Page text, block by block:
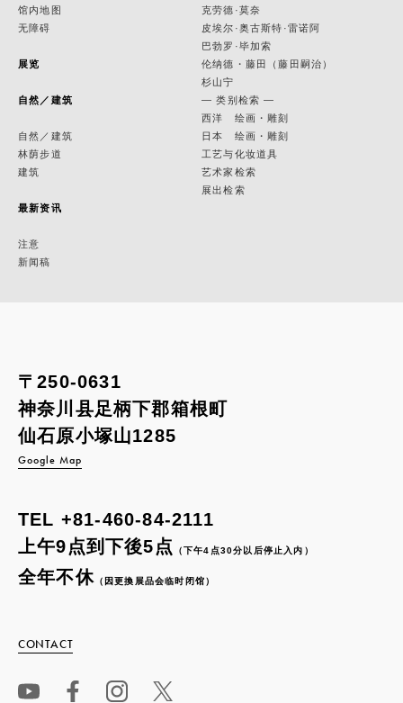
馆内地图
无障碍
展览
自然／建筑
自然／建筑
林荫步道
建筑
最新资讯
注意
新闻稿
克劳德·莫奈
皮埃尔·奥古斯特·雷诺阿
巴勃罗·毕加索
伦纳德・藤田（藤田嗣治）
杉山宁
— 类别检索 —
西洋 绘画・雕刻
日本 绘画・雕刻
工艺与化妆道具
艺术家检索
展出检索
〒250-0631
神奈川县足柄下郡箱根町
仙石原小塚山1285
Google Map
TEL +81-460-84-2111
上午9点到下後5点
（下午4点30分以后停止入内）
全年不休（因更換展品会临时闭馆）
CONTACT